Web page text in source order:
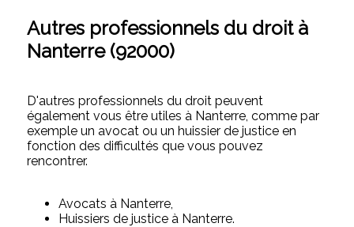
Autres professionnels du droit à
Nanterre (92000)
D'autres professionnels du droit peuvent
également vous être utiles à Nanterre, comme par
exemple un avocat ou un huissier de justice en
fonction des difficultés que vous pouvez
rencontrer.
Avocats à Nanterre,
Huissiers de justice à Nanterre.